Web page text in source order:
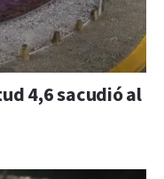
4,6 sacudió al